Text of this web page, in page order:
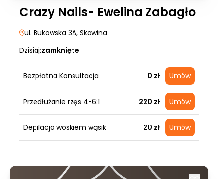
Crazy Nails- Ewelina Zabagło
ul. Bukowska 3A, Skawina
Dzisiaj:zamknięte
Bezpłatna Konsultacja 0 zł Umów
Przedłużanie rzęs 4-6:1 220 zł Umów
Depilacja woskiem wąsik 20 zł Umów